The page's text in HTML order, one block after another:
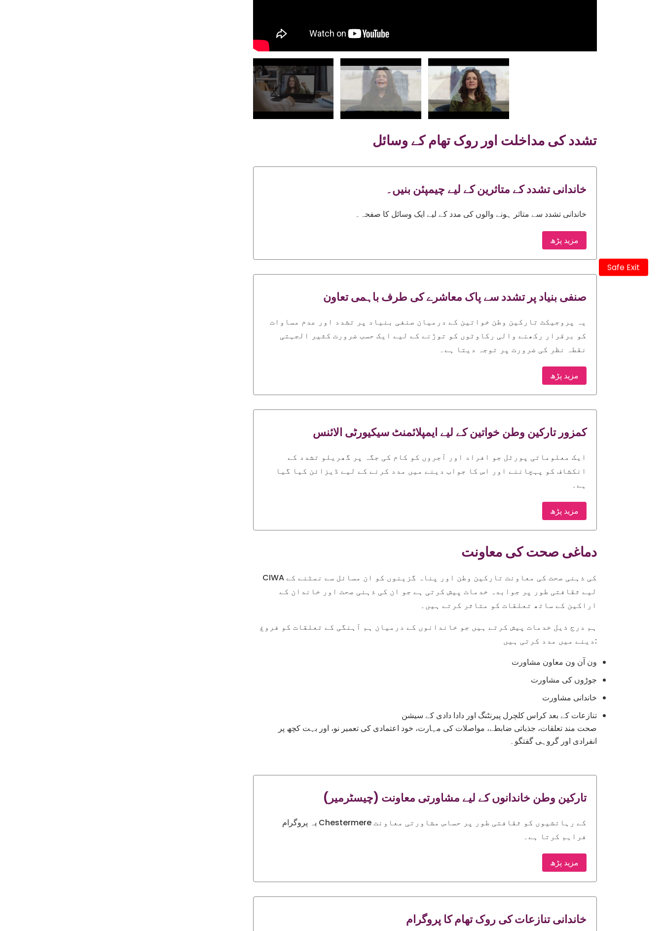
Safe Exit
تشدد کی مداخلت اور روک تھام کے وسائل
خاندانی تشدد کے متاثرین کے لیے چیمپئن بنیں۔
خاندانی تشدد سے متاثر ہونے والوں کی مدد کے لیے ایک وسائل کا صفحہ۔
مزید پڑھ
صنفی بنیاد پر تشدد سے پاک معاشرے کی طرف باہمی تعاون
یہ پروجیکٹ تارکین وطن خواتین کے درمیان صنفی بنیاد پر تشدد اور عدم مساوات
کو برقرار رکھنے والی رکاوٹوں کو توڑنے کے لیے ایک حسب ضرورت کثیر الجہتی
نقطہ نظر کی ضرورت پر توجہ دیتا ہے۔
مزید پڑھ
کمزور تارکین وطن خواتین کے لیے ایمپلائمنٹ سیکیورٹی الائنس
ایک معلوماتی پورٹل جو افراد اور آجروں کو کام کی جگہ پر گھریلو تشدد کے
انکشاف کو پہچاننے اور اس کا جواب دینے میں مدد کرنے کے لیے ڈیزائن کیا گیا
ہے۔
مزید پڑھ
دماغی صحت کی معاونت
CIWA کی ذہنی صحت کی معاونت تارکین وطن اور پناہ گزینوں کو ان مسائل سے نمٹنے کے
لیے ثقافتی طور پر جوابدہ خدمات پیش کرتی ہے جو ان کی ذہنی صحت اور خاندان کے
اراکین کے ساتھ تعلقات کو متاثر کرتے ہیں۔
ہم درج ذیل خدمات پیش کرتے ہیں جو خاندانوں کے درمیان ہم آہنگی کے تعلقات کو فروغ
دینے میں مدد کرتی ہیں:
ون آن ون معاون مشاورت
جوڑوں کی مشاورت
خاندانی مشاورت
تنازعات کے بعد کراس کلچرل پیرنٹنگ اور دادا دادی کے سیشن
صحت مند تعلقات، جذباتی ضابطے، مواصلات کی مہارت، خود اعتمادی کی تعمیر نو، اور بہت کچھ پر
انفرادی اور گروہی گفتگو۔
تارکین وطن خاندانوں کے لیے مشاورتی معاونت (چیسٹرمیر)
یہ پروگرام Chestermere کے رہائشیوں کو ثقافتی طور پر حساس مشاورتی معاونت
فراہم کرتا ہے۔
مزید پڑھ
خاندانی تنازعات کی روک تھام کا پروگرام